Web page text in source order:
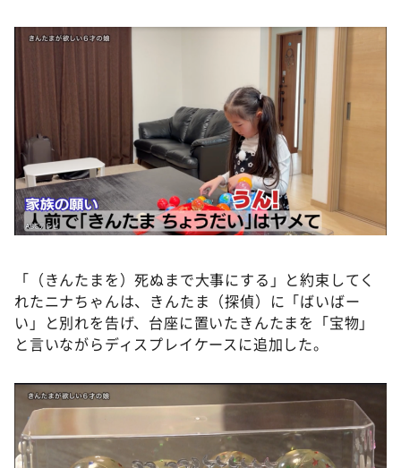
「（きんたまを）死ぬまで大事にする」と約束してく
れたニナちゃんは、きんたま（探偵）に「ばいばー
い」と別れを告げ、台座に置いたきんたまを「宝物」
と言いながらディスプレイケースに追加した。